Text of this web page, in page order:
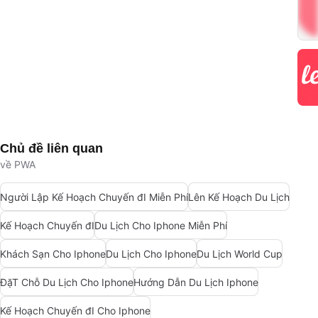
Chủ đề liên quan
về PWA
Người Lập Kế Hoạch Chuyến đI Miễn PhíLên Kế Hoạch Du Lịch
Kế Hoạch Chuyến đIDu Lịch Cho Iphone Miễn Phí
Khách Sạn Cho IphoneDu Lịch Cho IphoneDu Lịch World Cup
ĐặT Chỗ Du Lịch Cho IphoneHướng Dẫn Du Lịch Iphone
Kế Hoạch Chuyến đI Cho Iphone